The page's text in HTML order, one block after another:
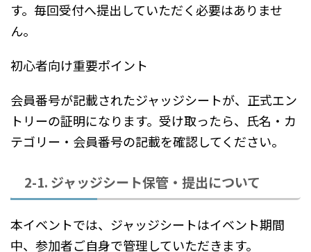
す。毎回受付へ提出していただく必要はありませ
ん。
初心者向け重要ポイント
会員番号が記載されたジャッジシートが、正式エン
トリーの証明になります。受け取ったら、氏名・カ
テゴリー・会員番号の記載を確認してください。
2-1. ジャッジシート保管・提出について
本イベントでは、ジャッジシートはイベント期間
中、参加者ご自身で管理していただきます。